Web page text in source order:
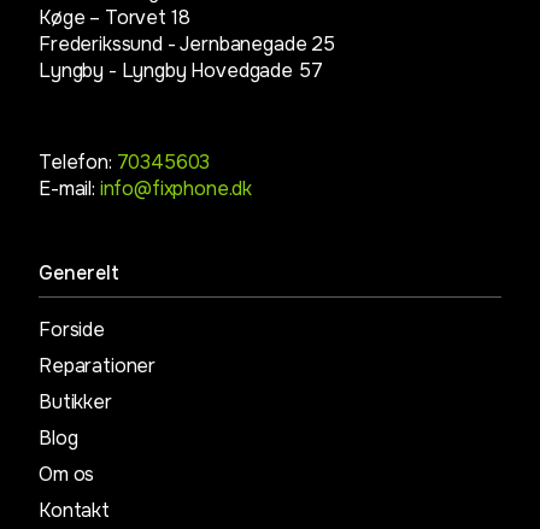
Køge – Torvet 18
Frederikssund - Jernbanegade 25
Lyngby - Lyngby Hovedgade 57
Telefon: 70345603
E-mail: info@fixphone.dk
Generelt
Forside
Reparationer
Butikker
Blog
Om os
Kontakt